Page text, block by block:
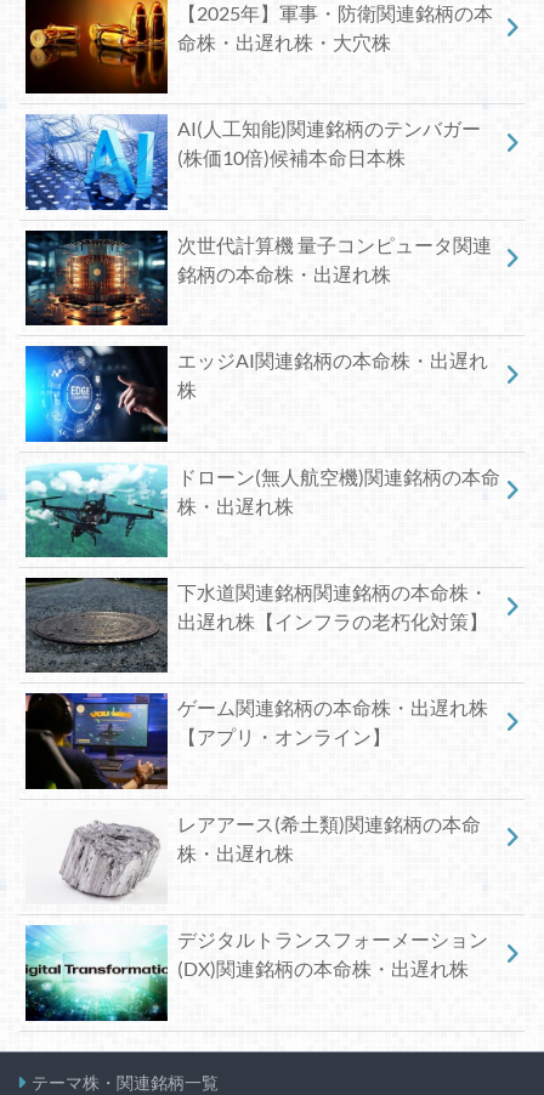
【2025年】軍事・防衛関連銘柄の本
命株・出遅れ株・大穴株
AI(人工知能)関連銘柄のテンバガー
(株価10倍)候補本命日本株
次世代計算機 量子コンピュータ関連
銘柄の本命株・出遅れ株
エッジAI関連銘柄の本命株・出遅れ
株
ドローン(無人航空機)関連銘柄の本命
株・出遅れ株
下水道関連銘柄関連銘柄の本命株・
出遅れ株【インフラの老朽化対策】
ゲーム関連銘柄の本命株・出遅れ株
【アプリ・オンライン】
レアアース(希土類)関連銘柄の本命
株・出遅れ株
デジタルトランスフォーメーション
(DX)関連銘柄の本命株・出遅れ株
テーマ株・関連銘柄一覧